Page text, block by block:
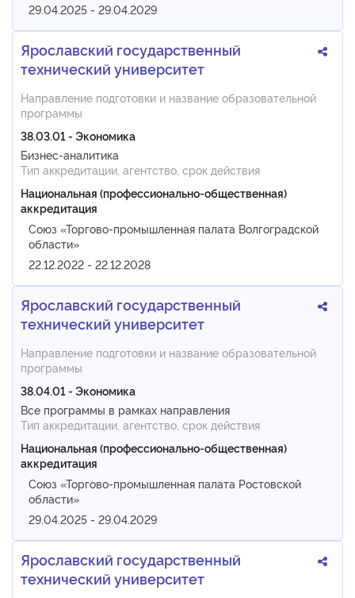
29.04.2025 - 29.04.2029
Ярославский государственный
технический университет
Направление подготовки и название образовательной
программы
38.03.01 - Экономика
Бизнес-аналитика
Тип аккредитации, агентство, срок действия
Национальная (профессионально-общественная)
аккредитация
Союз «Торгово-промышленная палата Волгоградской
области»
22.12.2022 - 22.12.2028
Ярославский государственный
технический университет
Направление подготовки и название образовательной
программы
38.04.01 - Экономика
Все программы в рамках направления
Тип аккредитации, агентство, срок действия
Национальная (профессионально-общественная)
аккредитация
Союз «Торгово-промышленная палата Ростовской
области»
29.04.2025 - 29.04.2029
Ярославский государственный
технический университет